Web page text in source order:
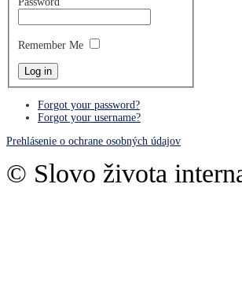
Remember Me
Forgot your password?
Forgot your username?
Prehlásenie o ochrane osobných údajov
© Slovo života